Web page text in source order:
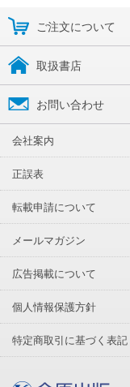
ご注文について
取扱書店
お問い合わせ
会社案内
正誤表
転載申請について
メールマガジン
広告掲載について
個人情報保護方針
特定商取引に基づく表記